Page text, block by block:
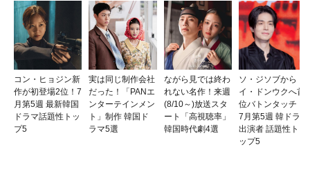
コン・ヒョジン新
作が初登場2位！7
月第5週 最新韓国
ドラマ話題性トッ
プ5
実は同じ制作会社
だった！「PANエ
ンターテインメン
ト」制作 韓国ド
ラマ5選
ながら見では終わ
れない名作！来週
(8/10～)放送スタ
ート「高視聴率」
韓国時代劇4選
ソ・ジソブから
イ・ドンウクへ首
位バトンタッチ！
7月第5週 韓ドラ
出演者 話題性ト
ップ5